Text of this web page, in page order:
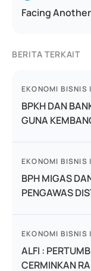
Facing
BERITA TERKAIT
EKONOMI BISNIS |
BPKH DAN
GUNA
EKONOMI BISNIS |
BPH MIGAS
PENGAWAS
EKONOMI BISNIS |
ALFI :
CERMINKAN